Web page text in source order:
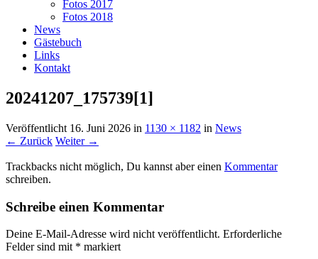
Fotos 2017
Fotos 2018
News
Gästebuch
Links
Kontakt
20241207_175739[1]
Veröffentlicht 16. Juni 2026 in 1130 × 1182 in News
← Zurück Weiter →
Trackbacks nicht möglich, Du kannst aber einen Kommentar
schreiben.
Schreibe einen Kommentar
Deine E-Mail-Adresse wird nicht veröffentlicht. Erforderliche
Felder sind mit * markiert